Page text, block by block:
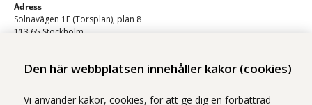
Den här webbplatsen innehåller kakor (cookies)
Vi använder kakor, cookies, för att ge dig en förbättrad
Adress
Solnavägen 1E (Torsplan), plan 8
113 65 Stockholm